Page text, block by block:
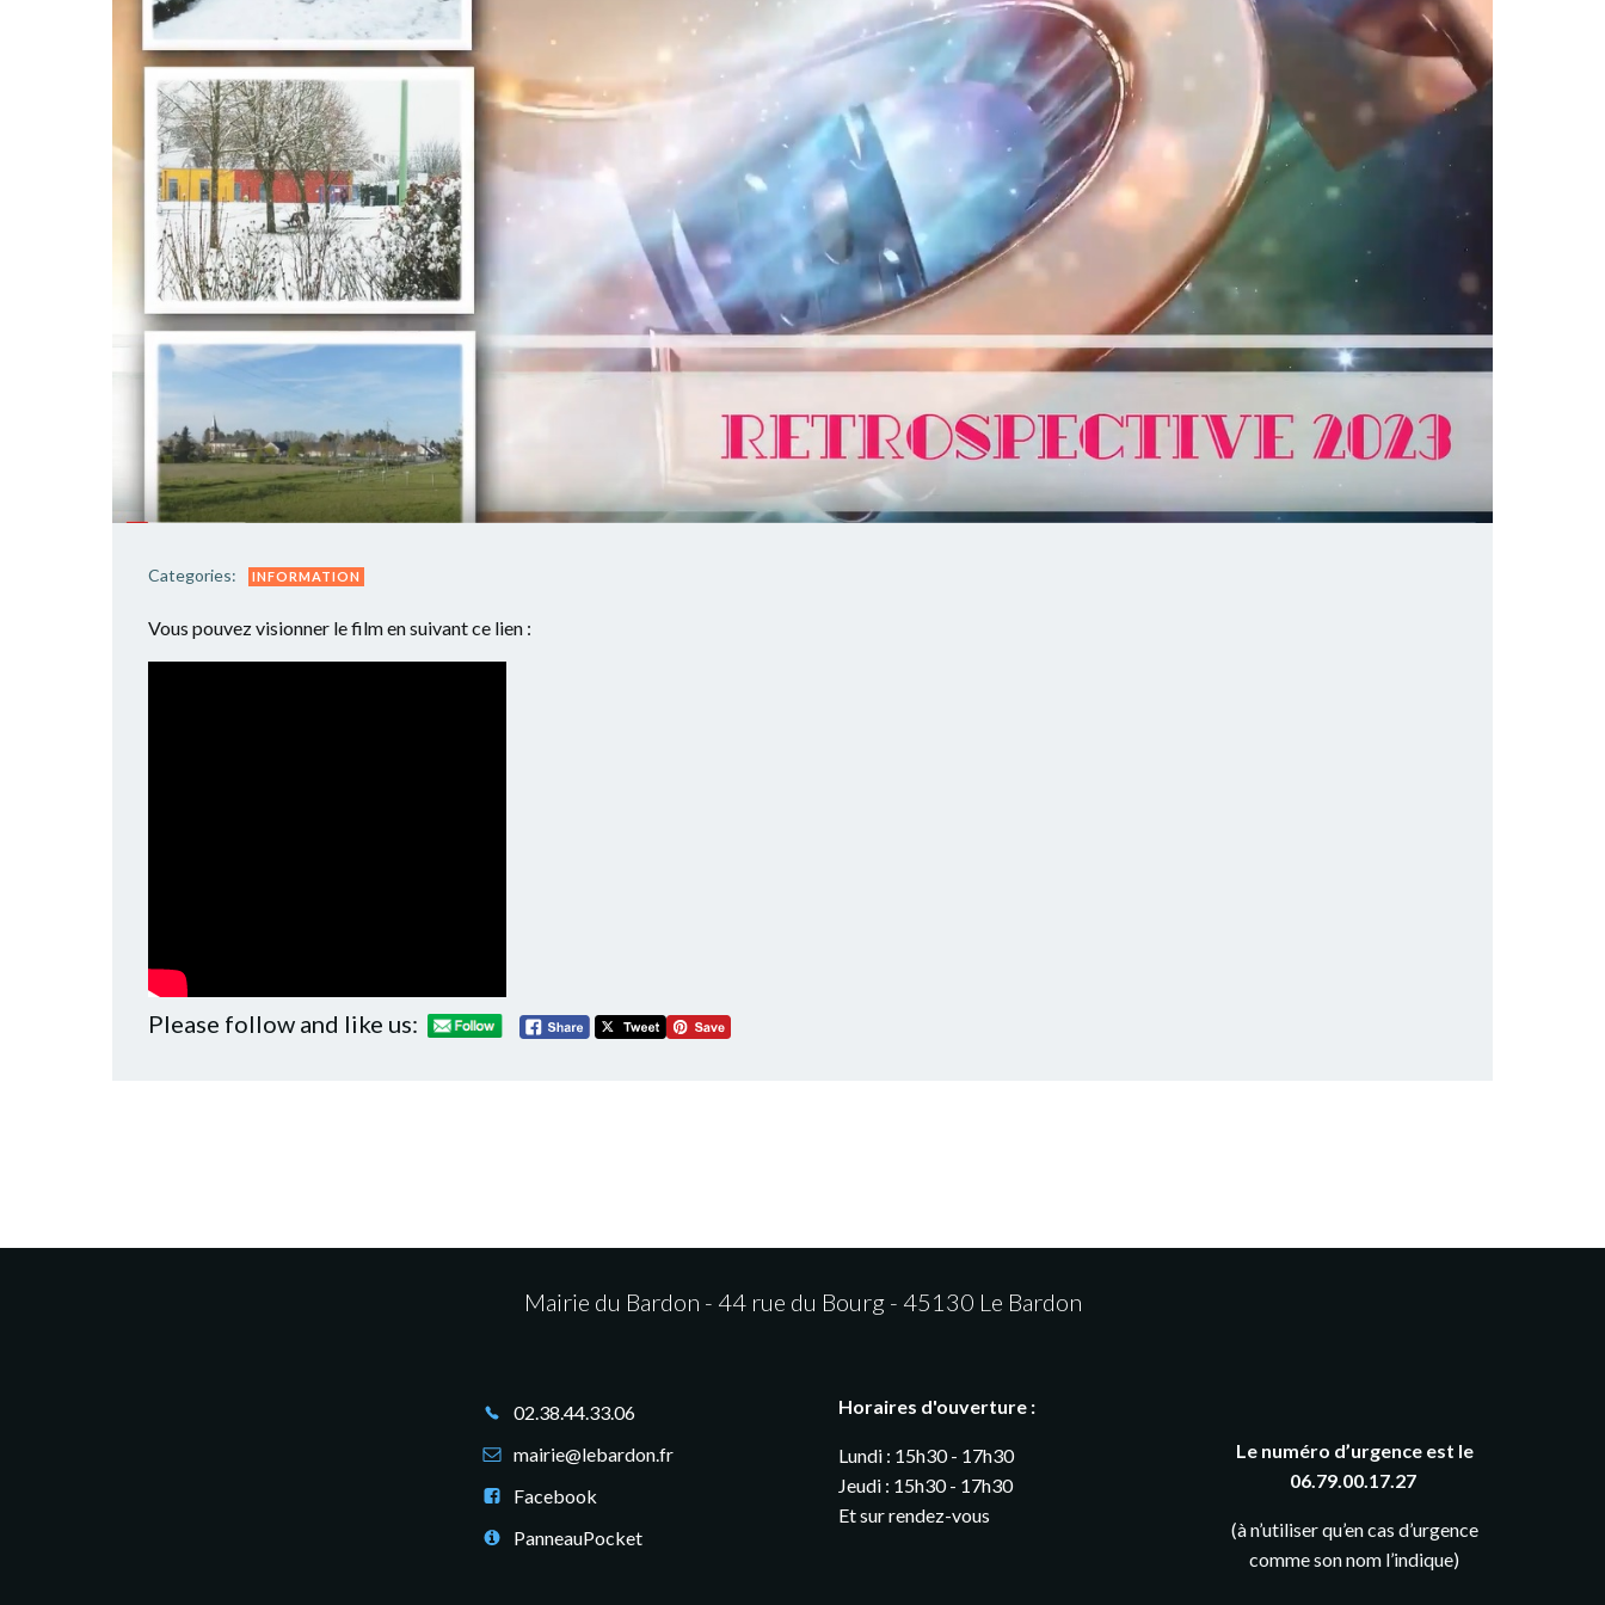
Categories: INFORMATION
Vous pouvez visionner le film en suivant ce lien :
Please follow and like us:
Mairie du Bardon - 44 rue du Bourg - 45130 Le Bardon
02.38.44.33.06
mairie@lebardon.fr
Facebook
PanneauPocket
Horaires d'ouverture :
Lundi : 15h30 - 17h30
Jeudi : 15h30 - 17h30
Et sur rendez-vous
Le numéro d’urgence est le
06.79.00.17.27
(à n’utiliser qu’en cas d’urgence
comme son nom l’indique)